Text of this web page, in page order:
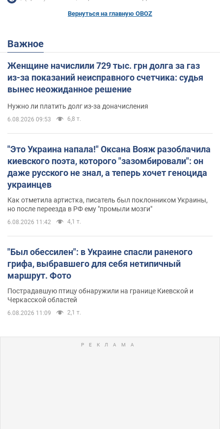
Вернуться на главную OBOZ
Важное
Женщине начислили 729 тыс. грн долга за газ
из-за показаний неисправного счетчика: судья
вынес неожиданное решение
Нужно ли платить долг из-за доначисления
6.08.2026 09:53 6,8 т.
"Это Украина напала!" Оксана Вояж разоблачила
киевского поэта, которого "зазомбировали": он
даже русского не знал, а теперь хочет геноцида
украинцев
Как отметила артистка, писатель был поклонником Украины,
но после переезда в РФ ему "промыли мозги"
6.08.2026 11:42 4,1 т.
"Был обессилен": в Украине спасли раненого
грифа, выбравшего для себя нетипичный
маршрут. Фото
Пострадавшую птицу обнаружили на границе Киевской и
Черкасской областей
6.08.2026 11:09 2,1 т.